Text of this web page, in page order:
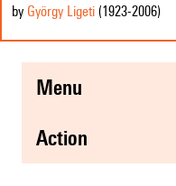
by György Ligeti (1923-2006)
menu
action